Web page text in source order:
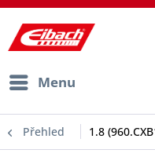
Menu
Přehled 1.8